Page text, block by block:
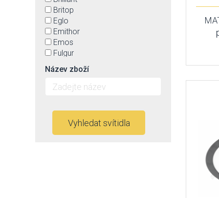
Britop
Eglo
Emithor
Emos
Fulgur
Globo
Greenlux
GTV
Idea led
Ideal Lux
Název zboží
Vyhledat svítidla